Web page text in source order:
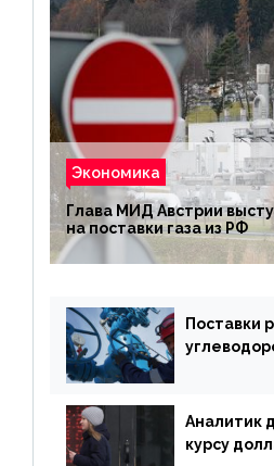
Экономика
Глава МИД Австрии
на поставки газа из РФ
Поставки
Аналитик
курсу